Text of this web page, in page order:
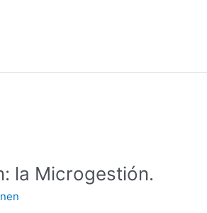
la Microgestión.